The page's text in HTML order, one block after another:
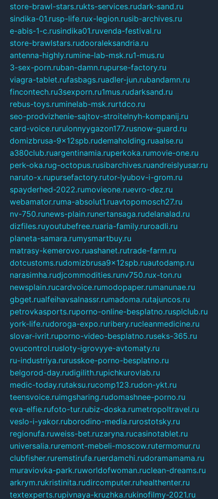
store-brawl-stars.rukts-services.rudark-sand.ru
sindika-01.rusp-life.rux-legion.rusib-archives.ru
e-abis-1-c.rusindika01.ruvenda-festival.ru
store-brawlstars.rudooraleksandria.ru
antenna-highly.rumine-lab-msk.ru1-mus.ru
3-sex-porn.ruban-damn.rupurse-factory.ru
viagra-tablet.rufasbags.ruadler-jun.rubandamn.ru
fincontech.ru3sexporn.ru1mus.rudarksand.ru
rebus-toys.ruminelab-msk.rurtdco.ru
seo-prodvizhenie-sajtov-stroitelnyh-kompanij.ru
card-voice.rurulonnyygazon177.rusnow-guard.ru
domizbrusa-9x12spb.rudemaholding.ruaalse.ru
a380club.ruargentinamia.ruperkoka.rumovie-one.ru
perk-oka.rug-octopus.rusibarchives.ruandreislyusar.ru
naruto-x.rupursefactory.rutor-lyubov-i-grom.ru
spayderhed-2022.rumovieone.ruevro-dez.ru
webamator.ruma-absolut1.ruavtopomosch27.ru
nv-750.runews-plain.runertansaga.rudelanalad.ru
dizfiles.ruyoutubefree.ruaria-family.ruroadli.ru
planeta-samara.rumysmartbuy.ru
matrasy-kemerovo.ruashanet.rutrade-farm.ru
dotcustoms.rudomizbrusa9x12spb.ruautodamp.ru
narasimha.rudjcommodities.runv750.rux-ton.ru
newsplain.rucardvoice.rumodopaper.rumanunae.ru
gbget.rualfeihavsalnassr.rumadoma.rutajuncos.ru
petrovkasports.ruporno-online-besplatno.rusplclub.ru
york-life.rudoroga-expo.ruribery.rucleanmedicine.ru
slovar-ivrit.ruporno-video-besplatno.ruseks-365.ru
ovucontrol.rusloty-igrovyye-avtomaty.ru
ru-industriya.rurusskoe-porno-besplatno.ru
belgorod-day.rudigilith.rupichkurovlab.ru
medic-today.rutaksu.rucomp123.rudon-ykt.ru
teensvoice.ruimgsharing.rudomashnee-porno.ru
eva-elfie.rufoto-tur.rubiz-doska.rumetropoltravel.ru
veslo-i-yakor.ruborodino-media.rurostotsky.ru
regionufa.ruweiss-bet.ruzaryna.rucasinotablet.ru
universalia.ruremont-mebeli-moscow.rutermomur.ru
clubfisher.ruremstirufa.ruerdamchi.rudoramamama.ru
muraviovka-park.ruworldofwoman.ruclean-dreams.ru
arkrym.rukristinita.rudircomputer.ruhealthenter.ru
textexperts.rupivnaya-kruzhka.rukinofilmy-2021.ru